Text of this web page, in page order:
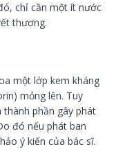
chỉ cần một ít nước
thương.
một lớp kem kháng
mỏng lên. Tuy
phần gây phát
đó nếu phát ban
ý kiến của bác sĩ.